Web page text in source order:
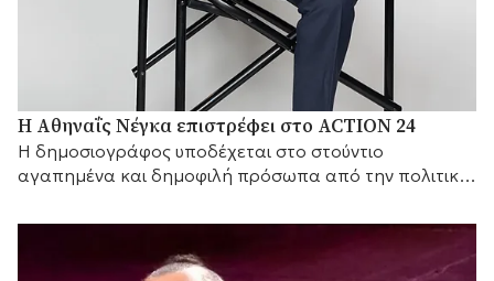
Η Αθηναΐς Νέγκα επιστρέφει στο ACTION 24
H δημοσιογράφος υποδέχεται στο στούντιο
αγαπημένα και δημοφιλή πρόσωπα από την πολιτική